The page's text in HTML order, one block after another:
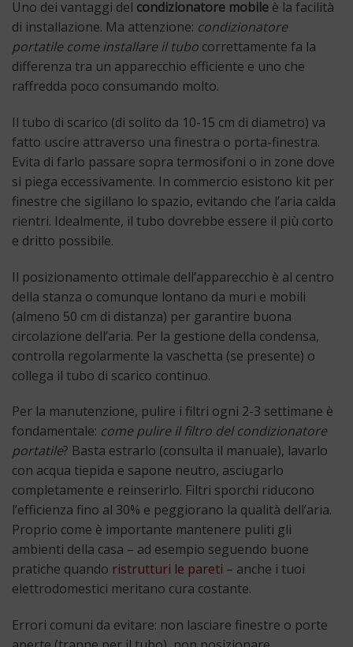
Uno dei vantaggi del condizionatore mobile è la facilità
di installazione. Ma attenzione: condizionatore
portatile come installare il tubo correttamente fa la
differenza tra un apparecchio efficiente e uno che
raffredda poco consumando molto.
Il tubo di scarico (di solito da 10-15 cm di diametro) va
fatto uscire attraverso una finestra o porta-finestra.
Evita di farlo passare sopra termosifoni o in zone dove
si piega eccessivamente. In commercio esistono kit per
finestre che sigillano lo spazio, evitando che l’aria calda
rientri. Idealmente, il tubo dovrebbe essere il più corto
e dritto possibile.
Il posizionamento ottimale dell’apparecchio è al centro
della stanza o comunque lontano da muri e mobili
(almeno 50 cm di distanza) per garantire buona
circolazione dell’aria. Per la gestione della condensa,
controlla regolarmente la vaschetta (se presente) o
collega il tubo di scarico continuo.
Per la manutenzione, pulire i filtri ogni 2-3 settimane è
fondamentale: come pulire il filtro del condizionatore
portatile? Basta estrarlo (consulta il manuale), lavarlo
con acqua tiepida e sapone neutro, asciugarlo
completamente e reinserirlo. Filtri sporchi riducono
l’efficienza fino al 30% e peggiorano la qualità dell’aria.
Proprio come è importante mantenere puliti gli
ambienti della casa – ad esempio seguendo buone
pratiche quando ristrutturi le pareti – anche i tuoi
elettrodomestici meritano cura costante.
Errori comuni da evitare: non lasciare finestre o porte